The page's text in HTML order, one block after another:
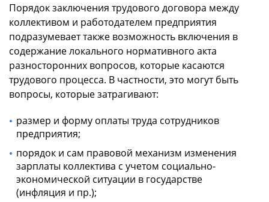
Порядок заключения трудового договора между
коллективом и работодателем предприятия
подразумевает также возможность включения в
содержание локального нормативного акта
разносторонних вопросов, которые касаются
трудового процесса. В частности, это могут быть
вопросы, которые затрагивают:
размер и форму оплаты труда сотрудников
предприятия;
порядок и сам правовой механизм изменения
зарплаты коллектива с учетом социально-
экономической ситуации в государстве
(инфляция и пр.);